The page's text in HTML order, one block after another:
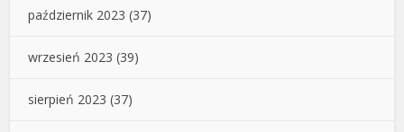
październik 2023 (37)
wrzesień 2023 (39)
sierpień 2023 (37)